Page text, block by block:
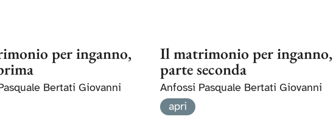
per inganno,
Bertati Giovanni
Il matrimonio per inganno,
parte seconda
Anfossi Pasquale Bertati Giovanni
apri